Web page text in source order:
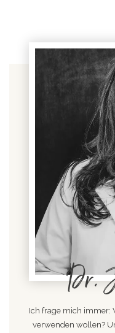
Dr.
Ich frage mich immer:
verwenden wollen?